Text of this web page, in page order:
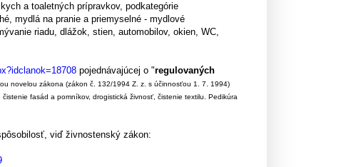
a toaletných prípravkov, podkategórie
mydlá na pranie a priemyselné - mydlové
riadu, dlážok, stien, automobilov, okien, WC,
pojednávajúcej o "regulovaných
novelou zákona (zákon č. 132/1994 Z. z. s účinnosťou 1. 7. 1994)
, čistenie fasád a pomníkov, drogistická živnosť, čistenie textilu. Pedikúra
viď živnostenský zákon: